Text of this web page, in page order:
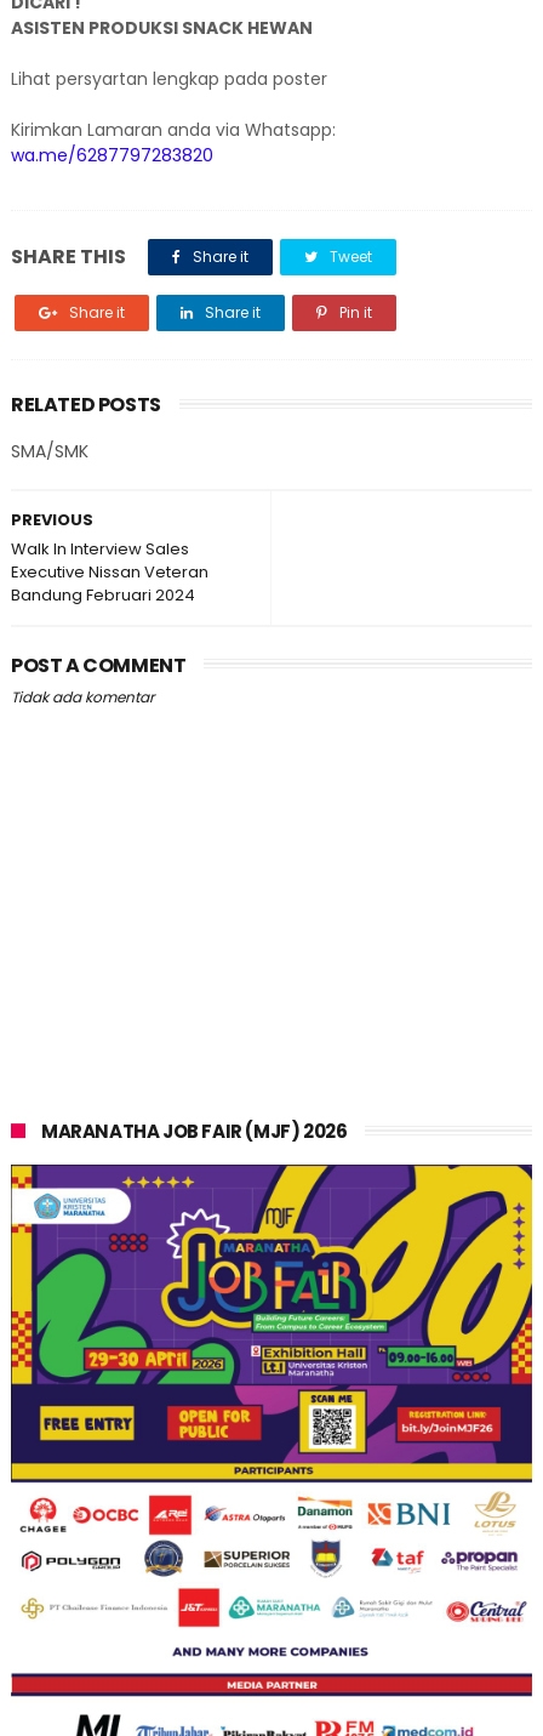
ASISTEN PRODUKSI SNACK HEWAN
Lihat persyartan lengkap pada poster
Kirimkan Lamaran anda via Whatsapp:
wa.me/6287797283820
SHARE THIS Share it Tweet
Share it Share it Pin it
RELATED POSTS
SMA/SMK
PREVIOUS
Walk In Interview Sales
Executive Nissan Veteran
Bandung Februari 2024
POST A COMMENT
Tidak ada komentar
MARANATHA JOB FAIR (MJF) 2026